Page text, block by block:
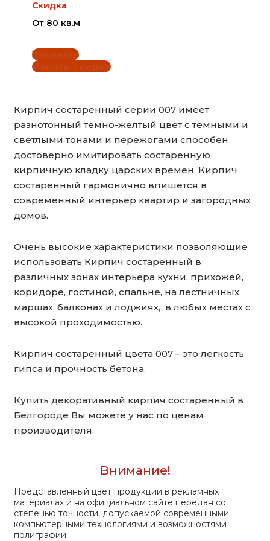
Скидка
От 80 кв.м
Заказать
Узнать скидку
Кирпич состаренный серии 007 имеет
разнотонный темно-желтый цвет с темными и
светлыми тонами и пережогами способен
достоверно имитировать состаренную
кирпичную кладку царских времен. Кирпич
состаренный гармонично впишется в
современный интерьер квартир и загородных
домов.
Очень высокие характеристики позволяющие
использовать Кирпич состаренный в
различных зонах интерьера кухни, прихожей,
коридоре, гостиной, спальне, на лестничных
маршах, балконах и лоджиях, в любых местах с
высокой проходимостью.
Кирпич состаренный цвета 007 – это легкость
гипса и прочность бетона.
Купить декоративный кирпич состаренный в
Белгороде Вы можете у нас по ценам
производителя.
Внимание!
Представленный цвет продукции в рекламных
материалах и на официальном сайте передан со
степенью точности, допускаемой современными
компьютерными технологиями и возможностями
полиграфии.